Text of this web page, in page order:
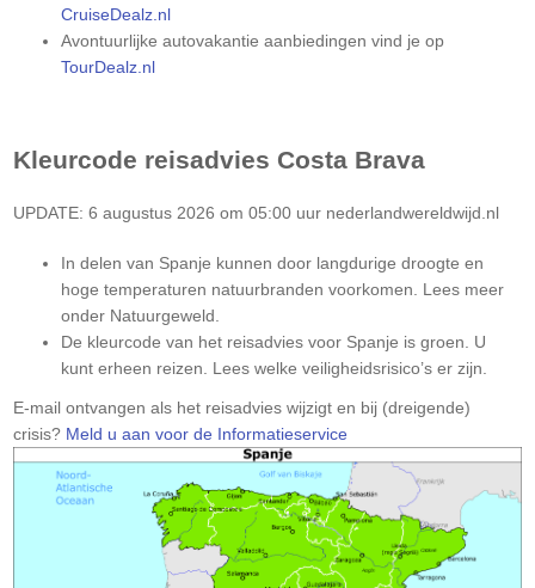
CruiseDealz.nl
Avontuurlijke autovakantie aanbiedingen vind je op
TourDealz.nl
Kleurcode reisadvies Costa Brava
UPDATE: 6 augustus 2026 om 05:00 uur nederlandwereldwijd.nl
In delen van Spanje kunnen door langdurige droogte en
hoge temperaturen natuurbranden voorkomen. Lees meer
onder Natuurgeweld.
De kleurcode van het reisadvies voor Spanje is groen. U
kunt erheen reizen. Lees welke veiligheidsrisico’s er zijn.
Let
op:
E-mail ontvangen als het reisadvies wijzigt en bij (dreigende)
crisis? Meld u aan voor de Informatieservice